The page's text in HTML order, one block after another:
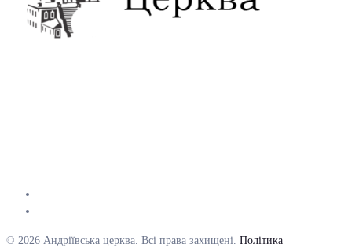
© 2026 Андріївська церква. Всі права захищені. Політика